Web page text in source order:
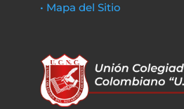
• Mapa del Sitio